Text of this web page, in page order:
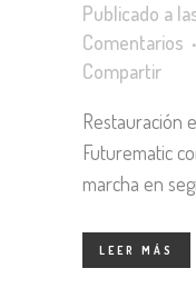
Publicado a
Comentarios
Compartir
Restauración
Futurematic
marcha en
LEER MÁS